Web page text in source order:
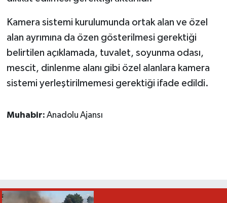
Kamera sistemi kurulumunda ortak alan ve özel
alan ayrımına da özen gösterilmesi gerektiği
belirtilen açıklamada, tuvalet, soyunma odası,
mescit, dinlenme alanı gibi özel alanlara kamera
sistemi yerleştirilmemesi gerektiği ifade edildi.
Muhabir: Anadolu Ajansı